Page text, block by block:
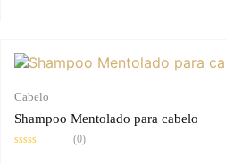
Cabelo
Shampoo Mentolado para cabelo
(0)